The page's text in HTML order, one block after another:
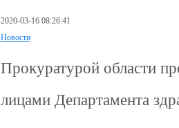
2020-03-16 08:26:41
Новости
Прокуратурой области
лицами Департамента